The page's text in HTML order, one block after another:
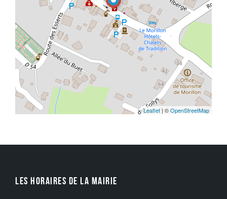
Leaflet | ©OpenStreetMap
LES HORAIRES DE LA MAIRIE